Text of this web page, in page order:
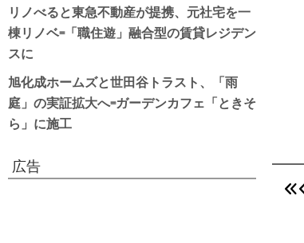
リノべると東急不動産が提携、元社宅を一
棟リノベ=「職住遊」融合型の賃貸レジデン
スに
旭化成ホームズと世田谷トラスト、「雨
庭」の実証拡大へ=ガーデンカフェ「ときそ
ら」に施工
広告